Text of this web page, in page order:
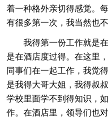
着一种格外亲切得感觉。
有很多第一次，我当然也不
我得第一份工作就是
是在酒店度过得。在这里
同事们在一起工作，我觉
是我得大哥大姐，我得叔
学校里面学不到得知识，
作。在酒店里，领导们也